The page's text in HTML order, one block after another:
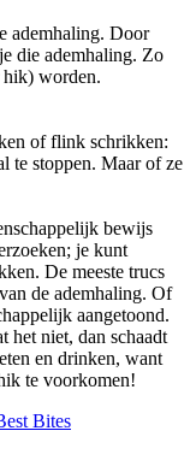
ademhaling. Door
die ademhaling. Zo
hik) worden.
of flink schrikken:
te stoppen. Maar of ze
bewijs
je kunt
De meeste trucs
de ademhaling. Of
aangetoond.
het niet, dan schaadt
en drinken, want
te voorkomen!
Bites